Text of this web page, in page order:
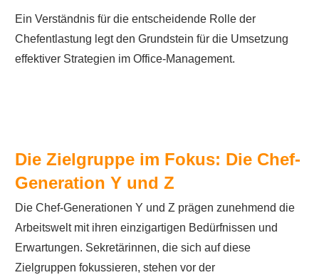
Ein Verständnis für die entscheidende Rolle der
Chefentlastung legt den Grundstein für die Umsetzung
effektiver Strategien im Office-Management.
Die Zielgruppe im Fokus: Die Chef-
Generation Y und Z
Die Chef-Generationen Y und Z prägen zunehmend die
Arbeitswelt mit ihren einzigartigen Bedürfnissen und
Erwartungen. Sekretärinnen, die sich auf diese
Zielgruppen fokussieren, stehen vor der